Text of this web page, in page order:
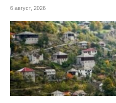
6 август, 2026